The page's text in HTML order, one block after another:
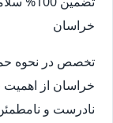
خراسان
تخصص در نحوه
خراسان از اهمیت
نادرست و